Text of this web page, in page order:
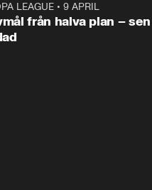
LEAGUE• 9 APRIL
från halva plan – sen